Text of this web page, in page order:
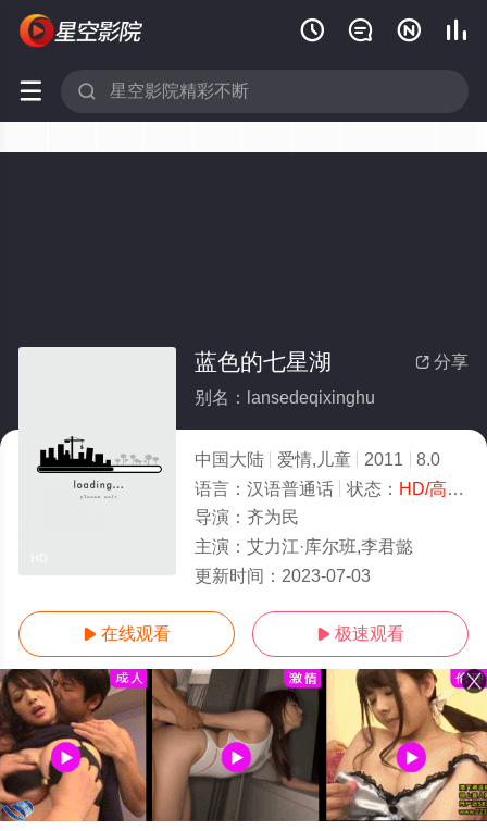
   
 
 分享
蓝色的七星湖
别名：lansedeqixinghu
中国大陆 爱情,儿童 2011
8.0
语言： 汉语普通话 状态： HD/高清
导演： 齐为民
主演： 艾力江·库尔班,李君懿
更新时间： 2023-07-03
 在线观看  极速观看